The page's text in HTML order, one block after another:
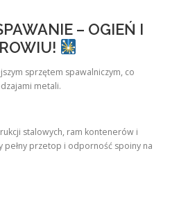
– OGIEŃ I
sprzętem spawalniczym, co
metali.
stalowych, ram kontenerów i
pełny przetop i odporność spoiny na